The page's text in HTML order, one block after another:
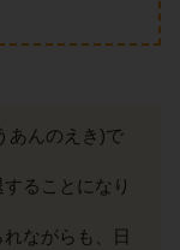
あんのえき)で
ることになり
ながらも、日